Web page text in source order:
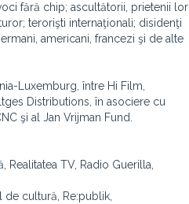
fără chip; ascultătorii, prietenii lor
terorişti internaţionali; disidenţi
americani, francezi şi de alte
Luxemburg, între Hi Film,
Distributions, în asociere cu
şi al Jan Vrijman Fund.
Realitatea TV, Radio Guerilla,
cultură, Re:publik,